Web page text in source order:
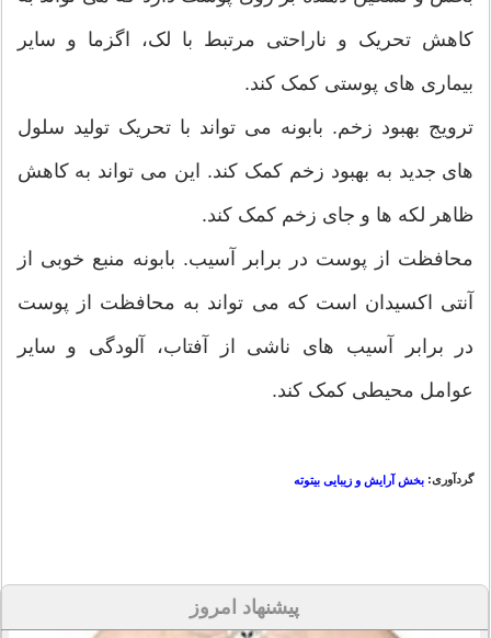
کاهش تحریک و ناراحتی مرتبط با لک، اگزما و سایر
بیماری های پوستی کمک کند.
ترویج بهبود زخم. بابونه می تواند با تحریک تولید سلول
های جدید به بهبود زخم کمک کند. این می تواند به کاهش
ظاهر لکه ها و جای زخم کمک کند.
محافظت از پوست در برابر آسیب. بابونه منبع خوبی از
آنتی اکسیدان است که می تواند به محافظت از پوست
در برابر آسیب های ناشی از آفتاب، آلودگی و سایر
عوامل محیطی کمک کند.
گردآوری: بخش آرایش و زیبایی بیتوته
پیشنهاد امروز